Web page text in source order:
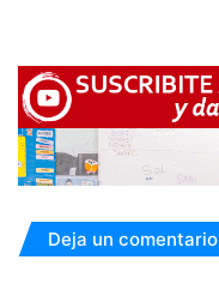
Deja un comentario